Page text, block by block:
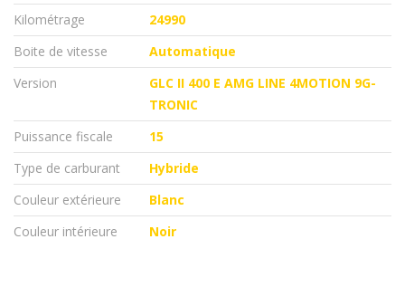
Kilométrage
24990
Boite de vitesse
Automatique
Version
GLC II 400 E AMG LINE 4MOTION 9G-
TRONIC
Puissance fiscale
15
Type de carburant
Hybride
Couleur extérieure
Blanc
Couleur intérieure
Noir